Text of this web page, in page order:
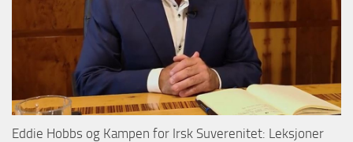
Eddie Hobbs og Kampen for Irsk Suverenitet: Leksjoner